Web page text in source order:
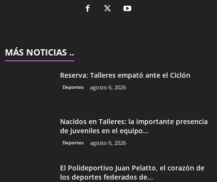
MÁS NOTICIAS ..
Reserva: Talleres empató ante el Ciclón
Deportes agosto 6, 2026
Nacidos en Talleres: la importante presencia
de juveniles en el equipo...
Deportes agosto 6, 2026
El Polideportivo Juan Pelatto, el corazón de
los deportes federados de...